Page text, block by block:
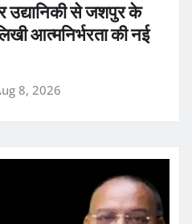
उद्यानिकी से जशपुर के
आत्मनिर्भरता की नई
8, 2026